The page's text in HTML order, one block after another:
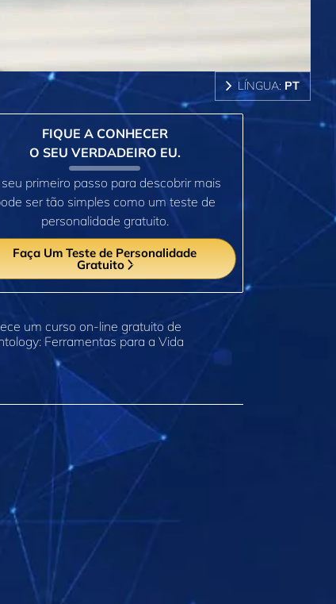
LÍNGUA: PT
FIQUE A CONHECER
O SEU VERDADEIRO EU.
seu primeiro passo para descobrir mais
ser tão simples como um teste de
personalidade gratuito.
Faça Um Teste de Personalidade
Gratuito
um curso on‑line gratuito de
Ferramentas para a Vida